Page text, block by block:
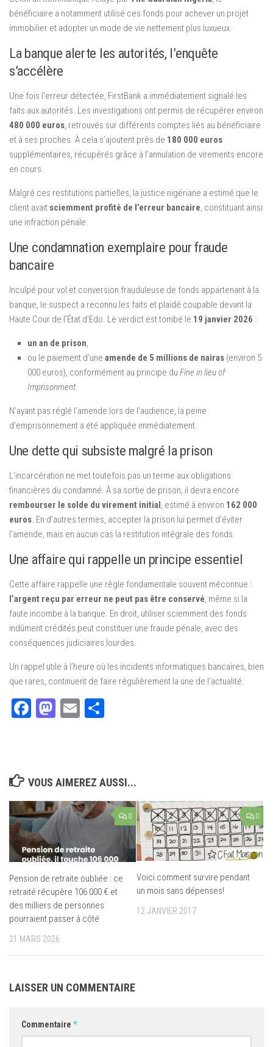
bénéficiaire a notamment utilisé ces fonds pour achever un projet
immobilier et adopter un mode de vie nettement plus luxueux.
La banque alerte les autorités, l’enquête
s’accélère
Une fois l’erreur détectée, FirstBank a immédiatement signalé les
faits aux autorités. Les investigations ont permis de récupérer environ
480 000 euros, retrouvés sur différents comptes liés au bénéficiaire
et à ses proches. À cela s’ajoutent près de 180 000 euros
supplémentaires, récupérés grâce à l’annulation de virements encore
en cours.
Malgré ces restitutions partielles, la justice nigériane a estimé que le
client avait sciemment profité de l’erreur bancaire, constituant ainsi
une infraction pénale.
Une condamnation exemplaire pour fraude
bancaire
Inculpé pour vol et conversion frauduleuse de fonds appartenant à la
banque, le suspect a reconnu les faits et plaidé coupable devant la
Haute Cour de l’État d’Edo. Le verdict est tombé le 19 janvier 2026 :
un an de prison,
ou le paiement d’une amende de 5 millions de nairas (environ 5
000 euros), conformément au principe du Fine in lieu of
Imprisonment.
N’ayant pas réglé l’amende lors de l’audience, la peine
d’emprisonnement a été appliquée immédiatement.
Une dette qui subsiste malgré la prison
L’incarcération ne met toutefois pas un terme aux obligations
financières du condamné. À sa sortie de prison, il devra encore
rembourser le solde du virement initial, estimé à environ 162 000
euros. En d’autres termes, accepter la prison lui permet d’éviter
l’amende, mais en aucun cas la restitution intégrale des fonds.
Une affaire qui rappelle un principe essentiel
Cette affaire rappelle une règle fondamentale souvent méconnue :
l’argent reçu par erreur ne peut pas être conservé, même si la
faute incombe à la banque. En droit, utiliser sciemment des fonds
indûment crédités peut constituer une fraude pénale, avec des
conséquences judiciaires lourdes.
Un rappel utile à l’heure où les incidents informatiques bancaires, bien
que rares, continuent de faire régulièrement la une de l’actualité.
Facebook
Mastodon
Email
VOUS AIMEREZ AUSSI...
0
Pension de retraite oubliée : ce
retraité récupère 106 000 € et
des milliers de personnes
pourraient passer à côté
21 MARS 2026
0
Voici comment survire pendant
un mois sans dépenses!
12 JANVIER 2017
LAISSER UN COMMENTAIRE
Commentaire *